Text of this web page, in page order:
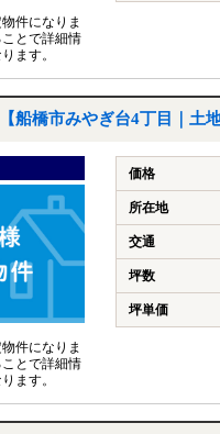
件になりま
とで詳細情
ます。
【船橋市みやぎ台4丁目｜土
件になりま
とで詳細情
ます。
価格
所在地
交通
坪数
坪単価